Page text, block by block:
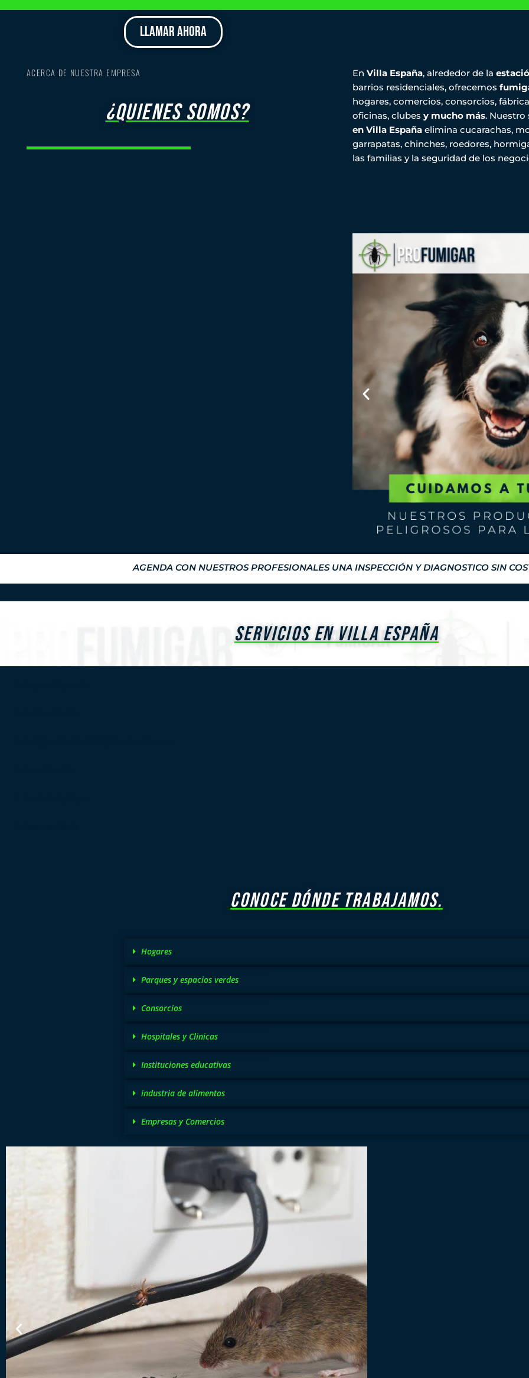
LLAMAR AHORA
ACERCA DE NUESTRA EMPRESA
¿quienes somos?
En Villa España, alrededor de la
barrios residenciales, ofrecemos
hogares, comercios, consorcios,
oficinas, clubes y mucho más.
en Villa España elimina cucarachas,
garrapatas, chinches, roedores,
las familias y la seguridad de los
AGENDA CON NUESTROS PROFESIONALES UNA INSPECCIÓN Y DIAGNOSTICO SIN
SERVICIOS EN VILLA ESPAÑA
CONOCE DÓNDE TRABAJAMOS.
Hogares
Parques y espacios verdes
Consorcios
Hospitales y Clinicas
Instituciones educativas
industria de alimentos
Empresas y Comercios